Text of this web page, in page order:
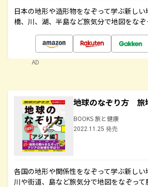
日本の地形や造形物をなぞって学ぶ新し
橋、川、湖、半島など旅気分で地図をなぞ
AD
地球のなぞり方
BOOKS 旅と健康
2022.11.25 発売
各国の地形や関係性をなぞって学ぶ新しい
川や街道、島など旅気分で地図をなぞって